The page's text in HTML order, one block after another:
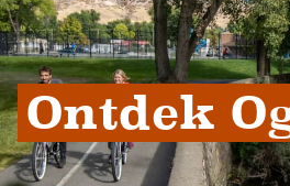
Ontdek